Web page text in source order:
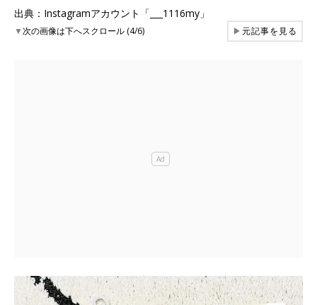
出典：Instagramアカウント「___1116my」
▼次の画像は下へスクロール (4/6) ▶元記事を見る